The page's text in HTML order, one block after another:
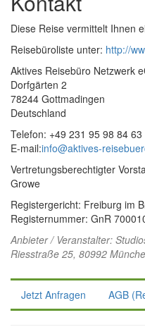
Diese Reise vermittelt Ihnen
Reisebüroliste unter: http://
Aktives Reisebüro Netzwerk
Dorfgärten 2
78244 Gottmadingen
Deutschland
Telefon: +49 231 95 98 84 63
E-mail:info@aktives-
Vertretungsberechtigter
Growe
Registergericht: Freiburg im
Registernummer: GnR
Anbieter / Veranstalter:
Riesstraße 25, 80992
Jetzt Anfragen AGB